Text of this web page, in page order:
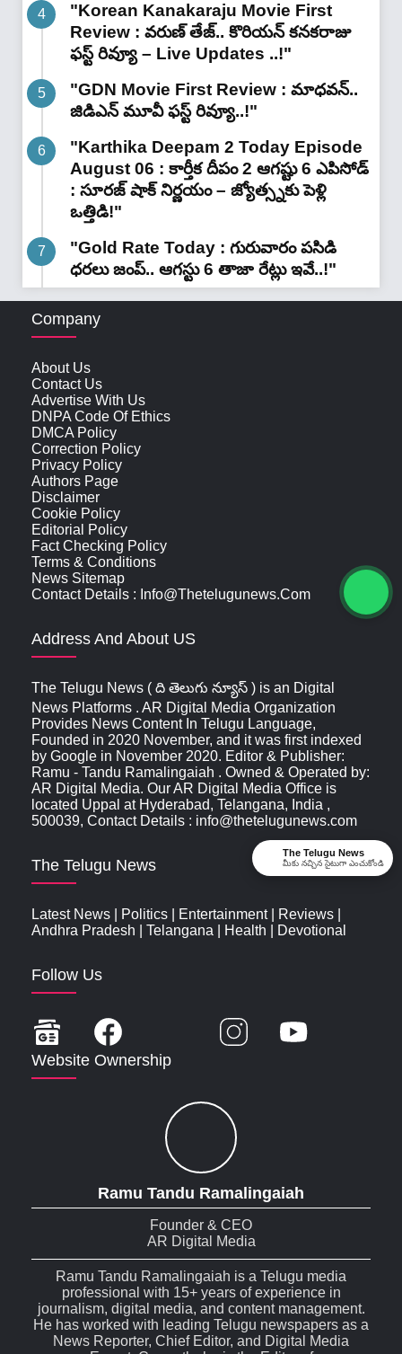
"Korean Kanakaraju Movie First
Review : వరుణ్ తేజ్.. కొరియన్ కనకరాజు
ఫస్ట్ రివ్యూ – Live Updates ..!"
"GDN Movie First Review : మాధవన్..
జిడిఎన్ మూవీ ఫ‌స్ట్ రివ్యూ..!"
"Karthika Deepam 2 Today Episode
August 06 : కార్తీక దీపం 2 ఆగష్టు 6 ఎపిసోడ్
: సూరజ్ షాక్ నిర్ణయం – జ్యోత్స్నకు పెళ్లి
ఒత్తిడి!"
"Gold Rate Today : గురువారం పసిడి
ధరలు జంప్.. ఆగస్టు 6 తాజా రేట్లు ఇవే..!"
Company
About Us
Contact Us
Advertise With Us
DNPA Code Of Ethics
DMCA Policy
Correction Policy
Privacy Policy
Authors Page
Disclaimer
Cookie Policy
Editorial Policy
Fact Checking Policy
Terms & Conditions
News Sitemap
Contact Details : Info@thetelugunews.com
Address And About US
The Telugu News ( ది తెలుగు న్యూస్‌ ) is an Digital
News Platforms . AR Digital Media Organization
Provides News Content In Telugu Language,
Founded in 2020 November, and it was first indexed
by Google in November 2020. Editor & Publisher:
Ramu - Tandu Ramalingaiah . Owned & Operated by:
AR Digital Media. Our AR Digital Media Office is
located Uppal at Hyderabad, Telangana, India ,
500039, Contact Details : info@thetelugunews.com
The Telugu News
Latest News Politics Entertainment| Reviews
Andhra Pradesh
Telangana Health Devotional
Follow Us
Website Ownership
Ramu Tandu Ramalingaiah
Founder & CEO
AR Digital Media
Ramu Tandu Ramalingaiah is a Telugu media
professional with 15+ years of experience in
journalism, digital media, and content management.
He has worked with leading Telugu newspapers as a
News Reporter, Chief Editor, and Digital Media
The Telugu News
మీకు నచ్చిన సైటుగా ఎంచుకోండి